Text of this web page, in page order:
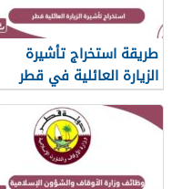
طريقة استخراج تأشيرة
الزيارة العائلية في قطر
2026